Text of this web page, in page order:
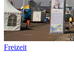
Freizeit